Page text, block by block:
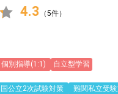
4.3 （5件）
個別指導(1:1) 自立型学習
国公立2次試験対策 難関私立受